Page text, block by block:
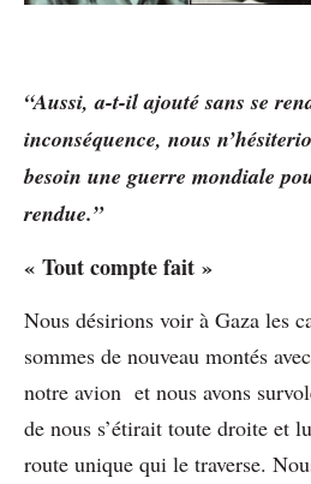
“Aussi, a-t-il ajouté sans se
inconséquence, nous
besoin une guerre mondiale
rendue.”
« Tout compte fait »
Nous désirions voir à Gaza les
sommes de nouveau montés
notre avion et nous avons
de nous s’étirait toute droite et
route unique qui le traverse.